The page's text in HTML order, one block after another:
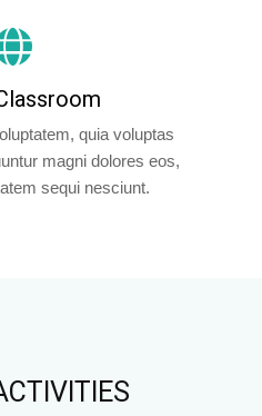
quia voluptas
magni dolores eos,
sequi nesciunt.